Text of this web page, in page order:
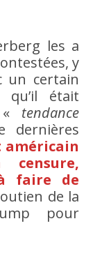
les a
y
un certain
qu’il était
tendance
dernières
américain
faire de
de la
pour